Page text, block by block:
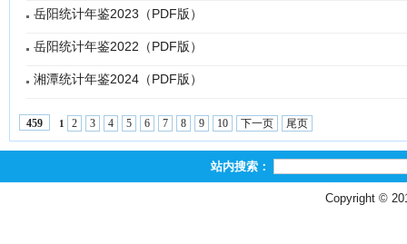
岳阳统计年鉴2023（PDF版）
岳阳统计年鉴2022（PDF版）
湘潭统计年鉴2024（PDF版）
459 1 2 3 4 5 6 7 8 9 10 下一页 尾页
站内搜索：
Copyright ©